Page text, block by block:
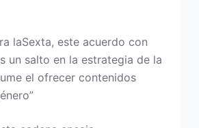
laSexta, este acuerdo con
un salto en la estrategia de la
el ofrecer contenidos